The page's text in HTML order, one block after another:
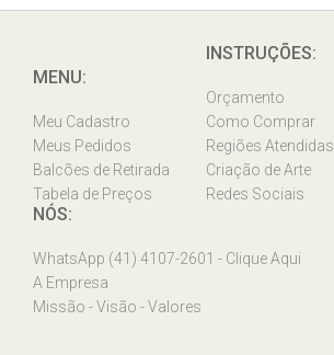
MENU:
Meu Cadastro
Meus Pedidos
Balcões de Retirada
Tabela de Preços
INSTRUÇÕES:
Orçamento
Como Comprar
Regiões Atendidas
Criação de Arte
Redes Sociais
NÓS:
WhatsApp (41) 4107-2601 - Clique Aqui
A Empresa
Missão - Visão - Valores